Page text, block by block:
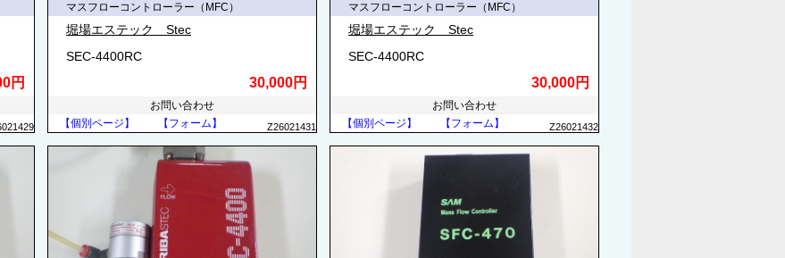
円
マスフローコントローラー（MFC）
堀場エステック Stec
SEC-4400RC
30,000円
お問い合わせ
【個別ページ】
【フォーム】 Z26021431
マスフローコントローラー（MFC）
堀場エステック Stec
SEC-4400RC
30,000円
お問い合わせ
【個別ページ】
【フォーム】 Z26021432